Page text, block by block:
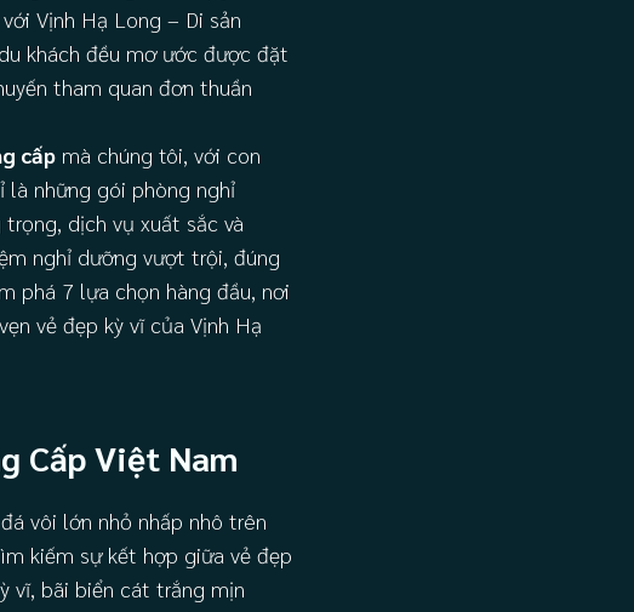
Vịnh Hạ Long – Di sản
khách đều mơ ước được đặt
tham quan đơn thuần
cấp mà chúng tôi, với con
là những gói phòng nghỉ
dịch vụ xuất sắc và
nghỉ dưỡng vượt trội, đúng
phá 7 lựa chọn hàng đầu, nơi
vẻ đẹp kỳ vĩ của Vịnh Hạ
Cấp Việt Nam
vôi lớn nhỏ nhấp nhô trên
kiếm sự kết hợp giữa vẻ đẹp
vĩ, bãi biển cát trắng mịn